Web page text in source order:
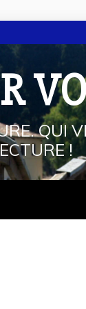
QUI
!